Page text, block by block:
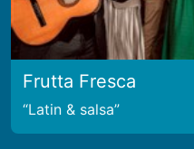
Frutta Fresca
Latin & salsa